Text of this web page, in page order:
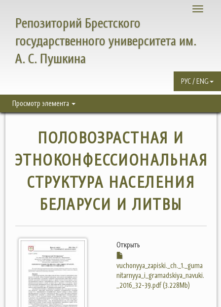
Toggle
Репозиторий Брестского
государственного университета им.
А. С. Пушкина
РУС / ENG
Просмотр элемента
ПОЛОВОЗРАСТНАЯ И
ЭТНОКОНФЕССИОНАЛЬНАЯ
СТРУКТУРА НАСЕЛЕНИЯ
БЕЛАРУСИ И ЛИТВЫ
Открыть
vuchonyya_zapiski._ch._1._guma
nitarnyya_i_gramadskiya_navuki.
_2016_32-39.pdf (3.228Mb)